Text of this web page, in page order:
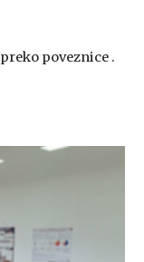
poveznice .